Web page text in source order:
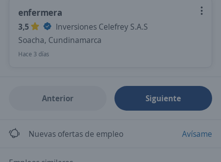
enfermera
3,5
Inversiones Celefrey S.A.S
Soacha, Cundinamarca
Hace 3 días
Anterior Siguiente
Nuevas ofertas de empleo Avísame